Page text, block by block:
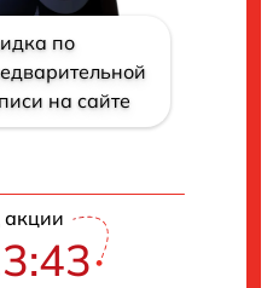
по
на сайте
акции